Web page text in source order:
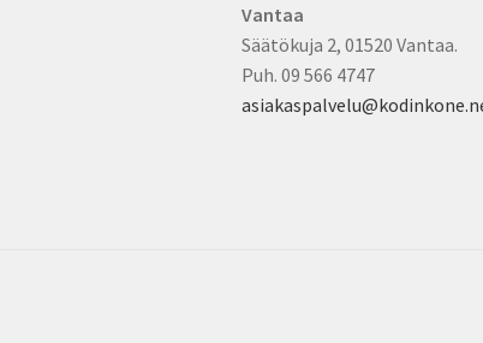
Vantaa
Säätökuja 2, 01520 Vantaa.
Puh. 09 566 4747